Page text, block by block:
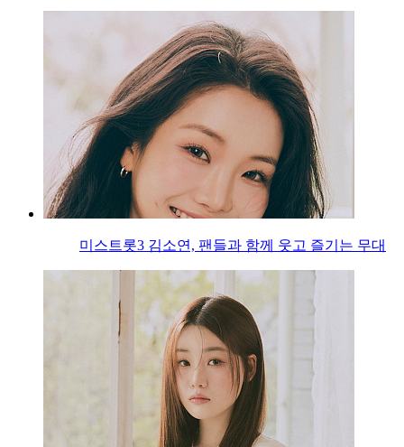
미스트롯3 김소연, 팬들과 함께 웃고 즐기는 무대